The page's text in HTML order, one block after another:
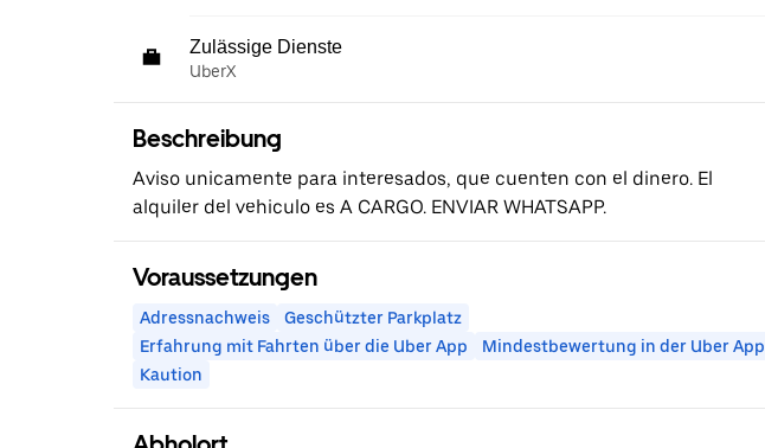
Zulässige Dienste
UberX
Beschreibung
Aviso unicamente para interesados, que cuenten con el dinero. El
alquiler del vehiculo es A CARGO. ENVIAR WHATSAPP.
Voraussetzungen
Adressnachweis
Geschützter Parkplatz
Erfahrung mit Fahrten über die Uber App
Mindestbewertung in der Uber App
Kaution